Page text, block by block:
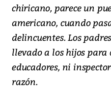
chiricano, parece un
americano, cuando
delincuentes. Los
llevado a los hijos para
educadores, ni
razón.